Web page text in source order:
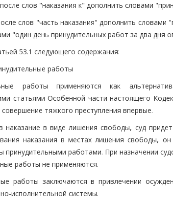
слов "наказания к" дополнить словами
слов "часть наказания" дополнить
"один день принудительных работ за два дня
53.1 следующего содержания:
работы
работы применяются как
статьями Особенной части настоящего
тяжкого преступления впервые.
наказание в виде лишения свободы, суд
наказания в местах лишения свободы,
принудительными работами. При назначении
работы не применяются.
работы заключаются в привлечении
исполнительной системы.